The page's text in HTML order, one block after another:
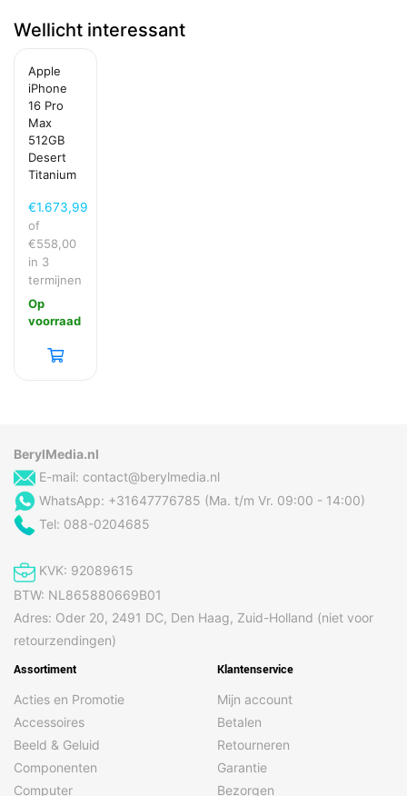
Wellicht interessant
Apple
iPhone
16 Pro
Max
512GB
Desert
Titanium
€1.673,99
of
€558,00
in 3
termijnen
Op
voorraad
BerylMedia.nl
E-mail: contact@berylmedia.nl
WhatsApp: +31647776785 (Ma. t/m Vr. 09:00 - 14:00)
Tel: 088-0204685
KVK: 92089615
BTW: NL865880669B01
Adres: Oder 20, 2491 DC, Den Haag, Zuid-Holland (niet voor
retourzendingen)
Assortiment
Acties en Promotie
Accessoires
Beeld & Geluid
Componenten
Computer
Klantenservice
Mijn account
Betalen
Retourneren
Garantie
Bezorgen